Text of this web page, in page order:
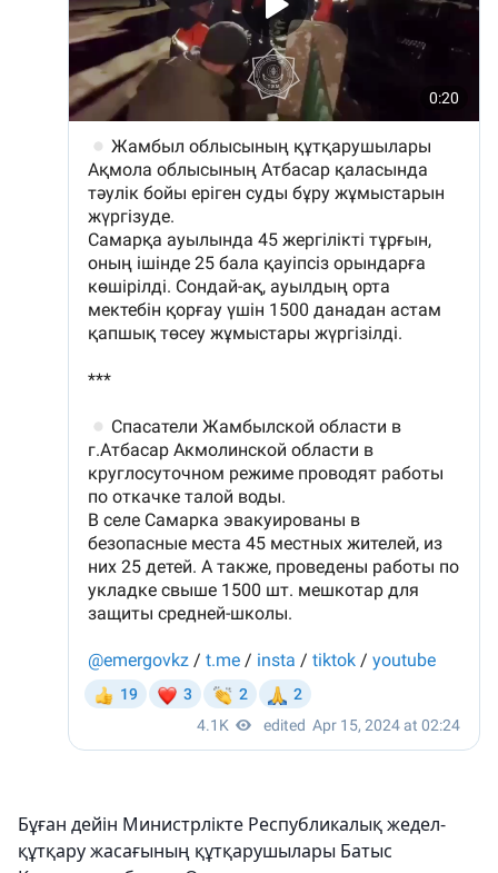
Бұған дейін Министрлікте Республикалық жедел-
құтқару жасағының құтқарушылары Батыс